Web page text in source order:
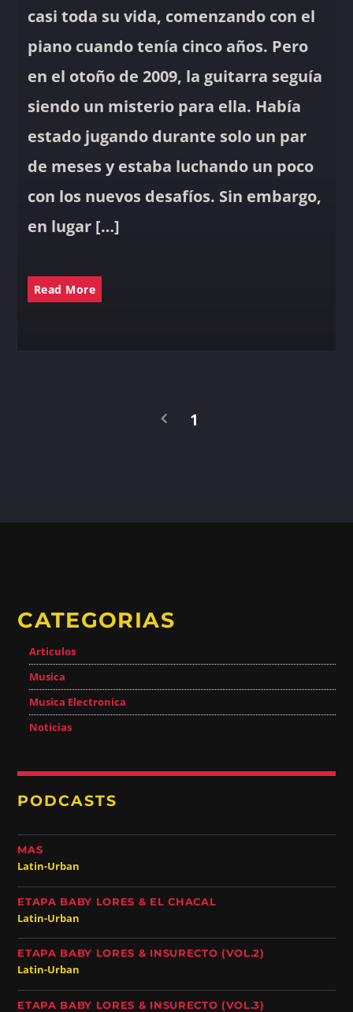
casi toda su vida, comenzando con el
piano cuando tenía cinco años. Pero
en el otoño de 2009, la guitarra seguía
siendo un misterio para ella. Había
estado jugando durante solo un par
de meses y estaba luchando un poco
con los nuevos desafíos. Sin embargo,
en lugar […]
Read More
1
CATEGORIAS
Articulos
Musica
Musica Electronica
Noticias
PODCASTS
MAS
Latin-Urban
ETAPA BABY LORES & EL CHACAL
Latin-Urban
ETAPA BABY LORES & INSURECTO (VOL.2)
Latin-Urban
ETAPA BABY LORES & INSURECTO (VOL.3)